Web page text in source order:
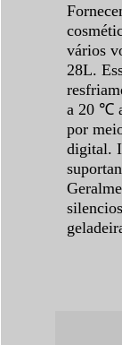
vários
28L.
a 20 ℃
por
digital.